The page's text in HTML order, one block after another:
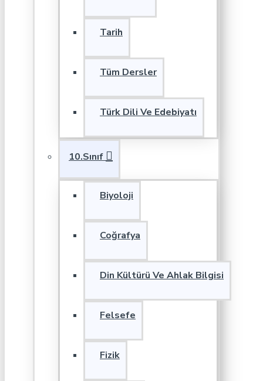
Tarih
Tüm Dersler
Türk Dili Ve Edebiyatı
10.Sınıf
Biyoloji
Coğrafya
Din Kültürü Ve Ahlak Bilgisi
Felsefe
Fizik